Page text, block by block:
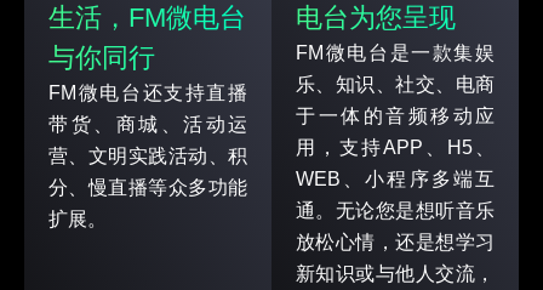
生活，FM微电台
与你同行
FM微电台还支持直播
带货、商城、活动运
营、文明实践活动、积
分、慢直播等众多功能
扩展。
电台为您呈现
FM微电台是一款集娱
乐、知识、社交、电商
于一体的音频移动应
用，支持APP、H5、
WEB、小程序多端互
通。无论您是想听音乐
放松心情，还是想学习
新知识或与他人交流，